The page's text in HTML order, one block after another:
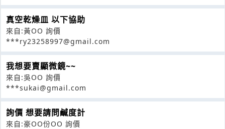
真空乾燥皿 以下協助
來自:黃OO 詢價
***ry23258997@gmail.com
我想要賣顯微鏡~~
來自:吳OO 詢價
***sukai@gmail.com
詢價 想要請問鹹度計
來自:豪OO份OO 詢價